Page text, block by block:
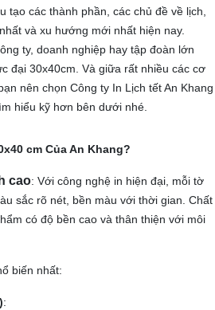
tạo các thành phần, các chủ đề về lịch,
và xu hướng mới nhất hiện nay.
ty, doanh nghiệp hay tập đoàn lớn
đại 30x40cm. Và giữa rất nhiều các cơ
nên chọn Công ty In Lịch tết An Khang
hiểu kỹ hơn bên dưới nhé.
cm Của An Khang?
cao: Với công nghệ in hiện đại, mỗi tờ
sắc rõ nét, bền màu với thời gian. Chất
có độ bền cao và thân thiện với môi
biến nhất:
: